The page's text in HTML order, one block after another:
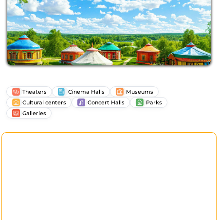
Theaters Cinema Halls
Museums
Cultural centers
Concert Halls
Parks
Galleries